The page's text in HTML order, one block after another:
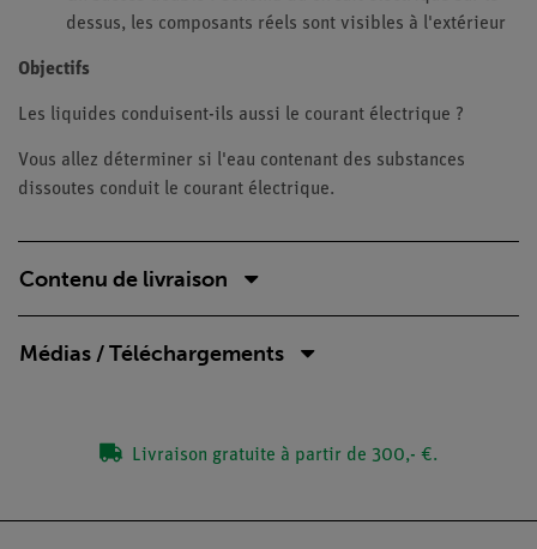
dessus, les composants réels sont visibles à l'extérieur
Objectifs
Les liquides conduisent-ils aussi le courant électrique ?
Vous allez déterminer si l'eau contenant des substances
dissoutes conduit le courant électrique.
Contenu de livraison
Médias / Téléchargements
Livraison gratuite à partir de 300,- €.